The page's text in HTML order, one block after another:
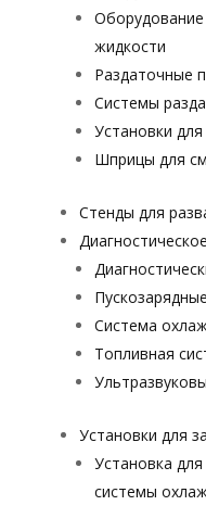
жидкости
Раздаточные
Системы
Установки
Шприцы для
Стенды для
Система
Топливная
Установки для
Установка
системы